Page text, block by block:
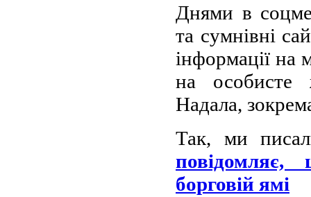
Днями в
та сумнівні
інформації на
на особисте
Надала,
Так, ми
борговій ямі